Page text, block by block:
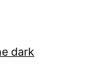
dark